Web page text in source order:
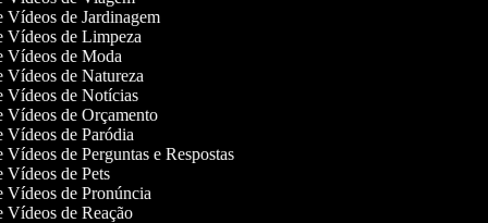
Vídeos de Jardinagem
Vídeos de Limpeza
Vídeos de Moda
Vídeos de Natureza
Vídeos de Notícias
Vídeos de Orçamento
Vídeos de Paródia
Vídeos de Perguntas e Respostas
Vídeos de Pets
Vídeos de Pronúncia
Vídeos de Reação